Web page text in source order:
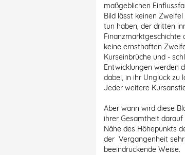
maßgeblichen
Bild lässt keinen
tun haben, der dritten
Finanzmarktgeschichte
keine ernsthaften
Kurseinbrüche und -
Entwicklungen werden
dabei, in ihr Unglück zu
Jeder weitere
Aber wann wird diese
ihrer Gesamtheit
Nähe des Höhepunkts
der Vergangenheit
beeindruckende Weise.